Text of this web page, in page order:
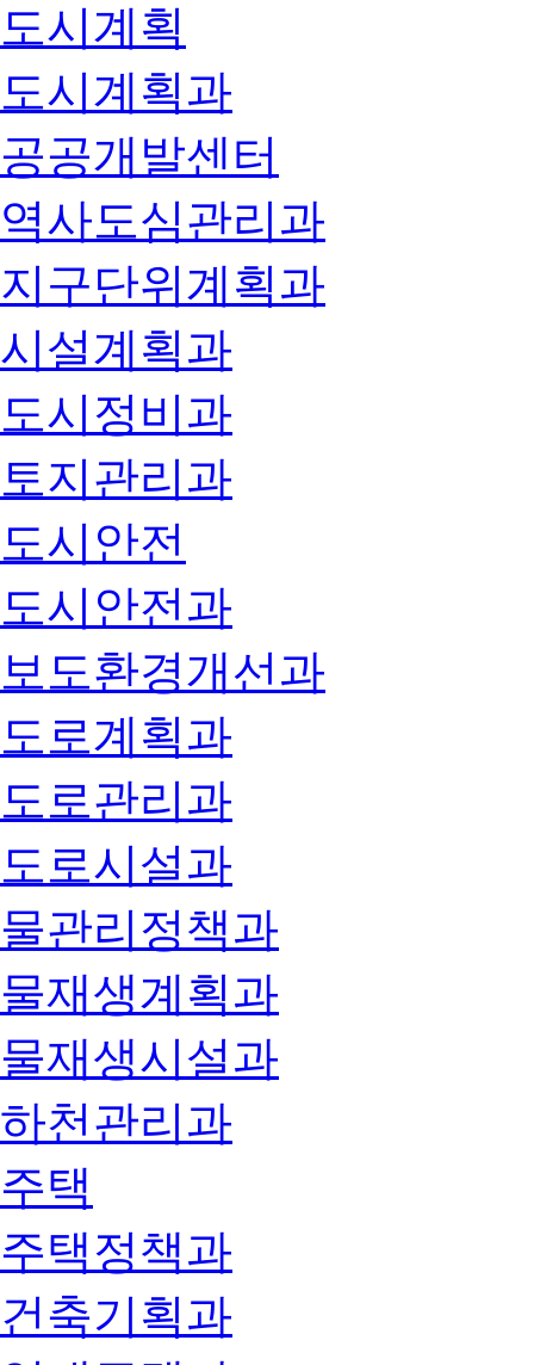
도시계획
도시계획과
공공개발센터
역사도심관리과
지구단위계획과
시설계획과
도시정비과
토지관리과
도시안전
도시안전과
보도환경개선과
도로계획과
도로관리과
도로시설과
물관리정책과
물재생계획과
물재생시설과
하천관리과
주택
주택정책과
건축기획과